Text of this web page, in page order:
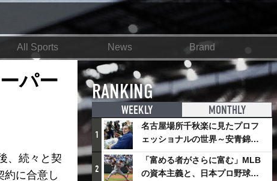
All Sports News Brand
パー
、続々と契
約に合意し
RANKING
WEEKLY MONTHLY
1
名古屋場所千秋楽に見たプロフ
ェッショナルの世界～安青錦の
優勝を巡るさまざまなドラマ
2
「富める者がさらに富む」MLB
の資本主義と、日本プロ野球が